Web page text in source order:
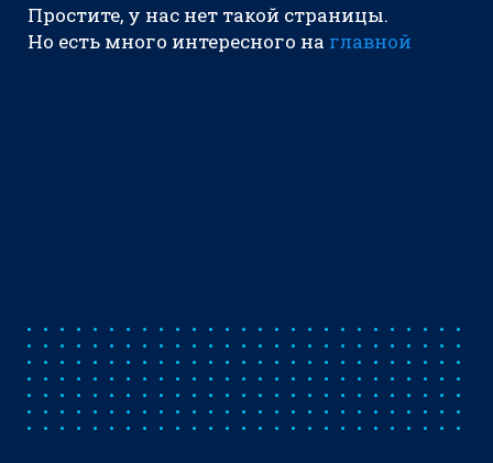
Простите, у нас нет такой страницы.
Но есть много интересного на главной